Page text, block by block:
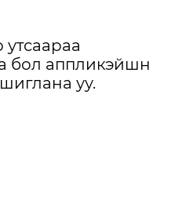
утсаараа
бол аппликэйшн
уу.